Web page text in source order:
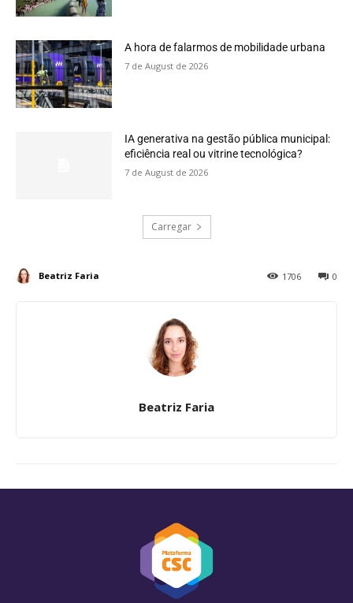
A hora de falarmos de mobilidade urbana
7 de August de 2026
IA generativa na gestão pública municipal:
eficiência real ou vitrine tecnológica?
7 de August de 2026
Carregar
Beatriz Faria 0
1706
Beatriz Faria